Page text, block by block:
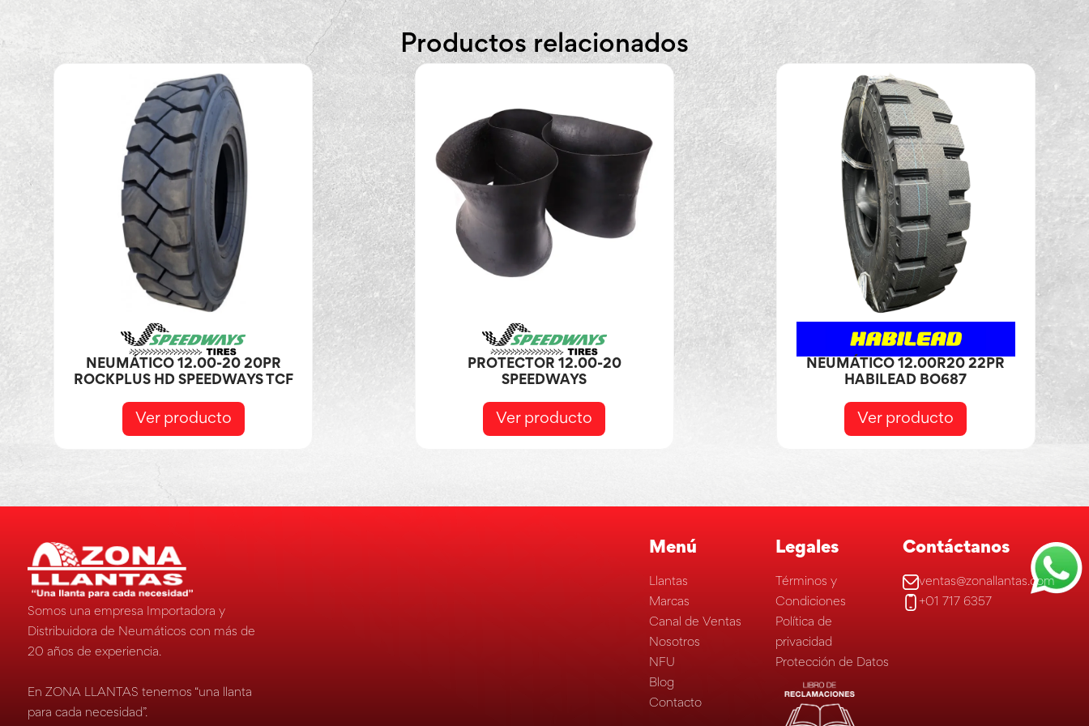
Productos relacionados
NEUMÁTICO 12.00-20 20PR
ROCKPLUS HD SPEEDWAYS TCF
Ver producto
PROTECTOR 12.00-20
SPEEDWAYS
Ver producto
NEUMÁTICO 12.00R20 22PR
HABILEAD BO687
Ver producto
Somos una empresa Importadora y
Distribuidora de Neumáticos con más de
20 años de experiencia.
En ZONA LLANTAS tenemos “una llanta
para cada necesidad”.
Menú
Llantas
Marcas
Canal de Ventas
Nosotros
NFU
Blog
Contacto
Legales
Términos y
Condiciones
Política de
privacidad
Protección de Datos
Contáctanos
ventas@zonallantas.com
+01 717 6357